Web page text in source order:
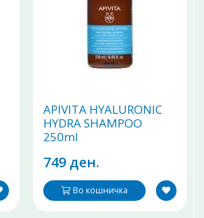
APIVITA HYALURONIC
HYDRA SHAMPOO
250ml
749 ден.
Во кошничка